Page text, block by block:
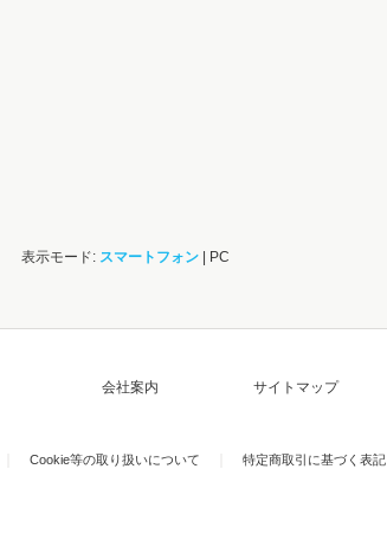
表示モード: スマートフォン | PC
会社案内 サイトマップ
Cookie等の取り扱いについて
特定商取引に基づく表記